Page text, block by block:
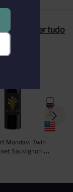
Ver tudo
Mondavi Twin
Sauvignon